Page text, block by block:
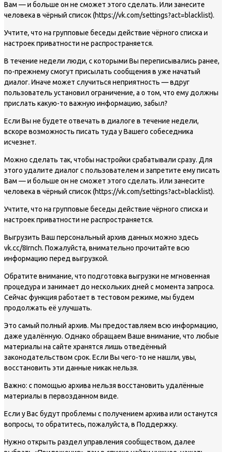
Вам — и больше он не сможет этого сделать. Или занесите
человека в чёрный список (https://vk.com/settings?act=blacklist).
Учтите, что на групповые беседы действие чёрного списка и
настроек приватности не распространяется.
В течение недели люди, с которыми Вы переписывались ранее,
по-прежнему смогут присылать сообщения в уже начатый
диалог. Иначе может случиться неприятность — вдруг
пользователь установил ограничение, а о том, что ему должны
прислать какую-то важную информацию, забыл?
Если Вы не будете отвечать в диалоге в течение недели,
вскоре возможность писать туда у Вашего собеседника
исчезнет.
Можно сделать так, чтобы настройки срабатывали сразу. Для
этого удалите диалог с пользователем и запретите ему писать
Вам — и больше он не сможет этого сделать. Или занесите
человека в чёрный список (https://vk.com/settings?act=blacklist).
Учтите, что на групповые беседы действие чёрного списка и
настроек приватности не распространяется.
Выгрузить Ваш персональный архив данных можно здесь
vk.cc/8Irnch. Пожалуйста, внимательно прочитайте всю
информацию перед выгрузкой.
Обратите внимание, что подготовка выгрузки не мгновенная
процедура и занимает до нескольких дней с момента запроса.
Сейчас функция работает в тестовом режиме, мы будем
продолжать её улучшать.
Это самый полный архив. Мы предоставляем всю информацию,
даже удалённую. Однако обращаем Ваше внимание, что любые
материалы на сайте хранятся лишь отведённый
законодательством срок. Если Вы чего-то не нашли, увы,
восстановить эти данные никак нельзя.
Важно: с помощью архива нельзя восстановить удалённые
материалы в первозданном виде.
Если у Вас будут проблемы с получением архива или останутся
вопросы, то обратитесь, пожалуйста, в Поддержку.
Нужно открыть раздел управления сообществом, далее